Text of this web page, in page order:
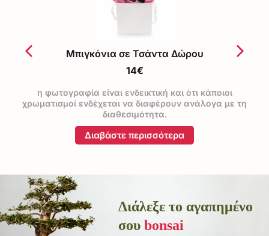
Μπιγκόνια σε Τσάντα Δώρου
14€
η φωτογραφία είναι ενδεικτική και ότι κάποιοι
χρωματισμοί ενδέχεται να διαφέρουν ανάλογα με τη
διαθεσιμότητα.
Διαβάστε περισσότερα
Διάλεξε το αγαπημένο
σουbonsai